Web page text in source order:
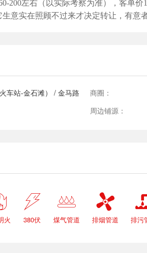
200左右（以实际考察为准），客单
意实在照顾不过来才决定转让，有意
车站-金石滩） / 金马路
商圈：
周边铺源：
火

380伏

煤气管道

排烟管道 排污